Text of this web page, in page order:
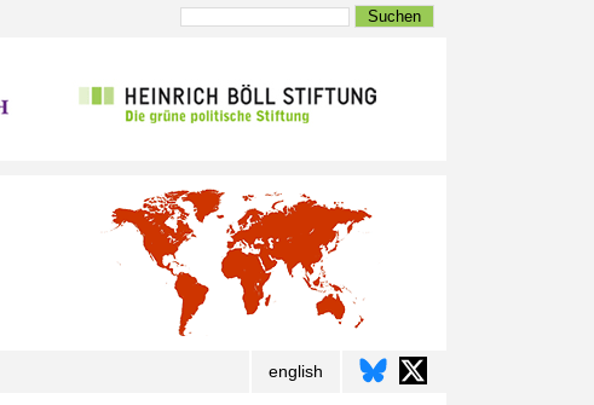
english
Suchen